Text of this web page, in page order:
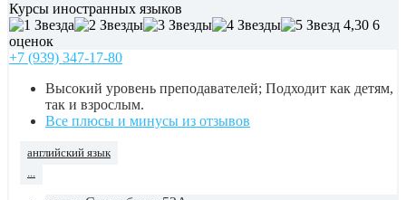
Курсы иностранных языков
4,30 6
оценок
+7 (939) 347-17-80
Высокий уровень преподавателей; Подходит как детям,
так и взрослым.
Все плюсы и минусы из отзывов
английский язык
...